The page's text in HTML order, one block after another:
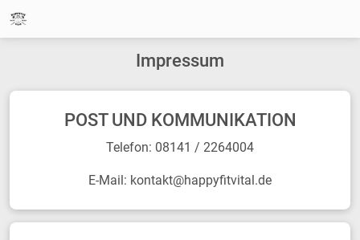
Impressum
POST UND KOMMUNIKATION
Telefon: 08141 / 2264004
E-Mail: kontakt@happyfitvital.de